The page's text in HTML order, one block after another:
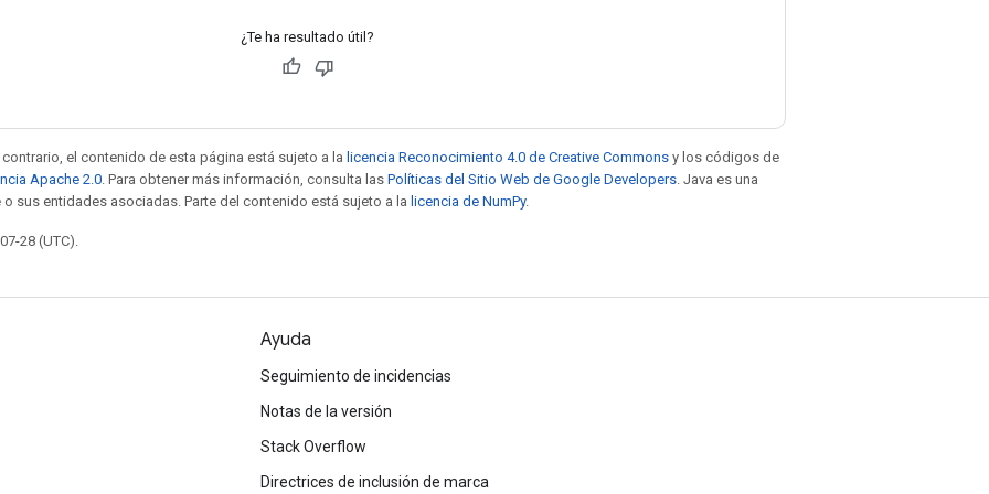
¿Te ha resultado útil?
el contenido de esta página está sujeto a la licencia Reconocimiento 4.0 de Creative Commons y los códigos de
Apache 2.0 . Para obtener más información, consulta las Políticas del Sitio Web de Google Developers . Java es una
sus entidades asociadas. Parte del contenido está sujeto a la licencia de NumPy.
28 (UTC).
Ayuda
Seguimiento de incidencias
Notas de la versión
Stack Overflow
Directrices de inclusión de marca